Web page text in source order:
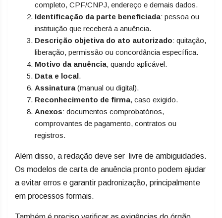
completo, CPF/CNPJ, endereço e demais dados.
Identificação da parte beneficiada: pessoa ou
instituição que receberá a anuência.
Descrição objetiva do ato autorizado: quitação,
liberação, permissão ou concordância específica.
Motivo da anuência, quando aplicável.
Data e local.
Assinatura (manual ou digital).
Reconhecimento de firma, caso exigido.
Anexos: documentos comprobatórios,
comprovantes de pagamento, contratos ou
registros.
Além disso, a redação deve ser livre de ambiguidades.
Os modelos de carta de anuência pronto podem ajudar
a evitar erros e garantir padronização, principalmente
em processos formais.